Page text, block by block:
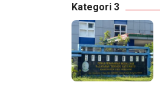
Kategori 3